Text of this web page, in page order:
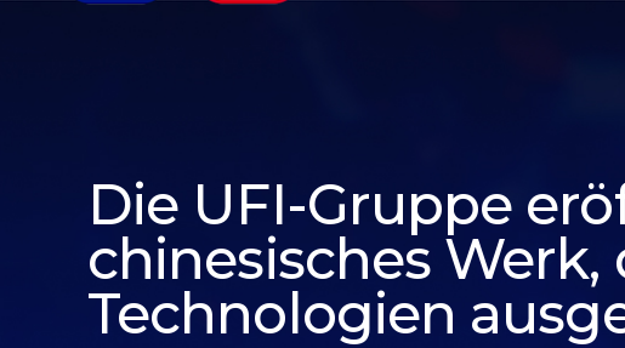
Die UFI-Gruppe
chinesisches
Technologien